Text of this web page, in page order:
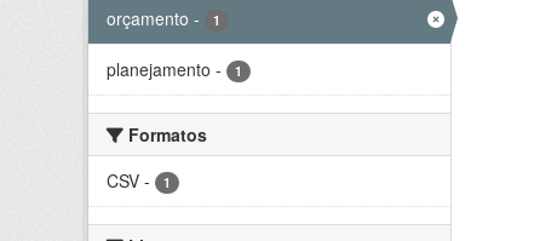
orçamento - 1
planejamento - 1
Formatos
CSV - 1